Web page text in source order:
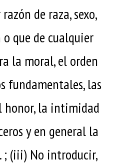
de raza, sexo,
que de cualquier
la moral, el orden
fundamentales, las
honor, la intimidad
y en general la
(iii) No introducir,